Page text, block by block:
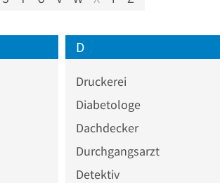
D
Druckerei
Diabetologe
Dachdecker
Durchgangsarzt
Detektiv